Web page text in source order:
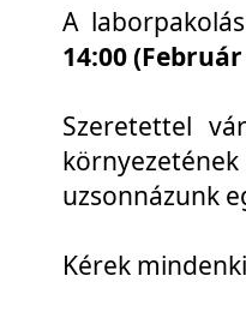
A
14:00
Szeretettel
uzsonnázunk
Kérek